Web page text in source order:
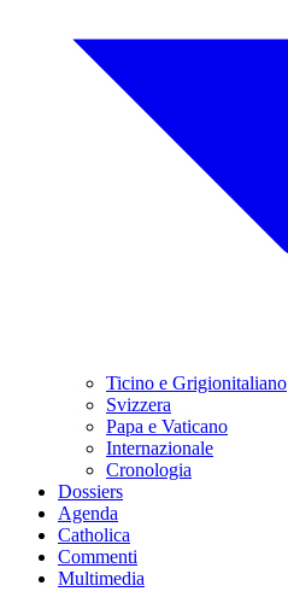
Ticino e Grigionitaliano
Svizzera
Papa e Vaticano
Internazionale
Cronologia
Dossiers
Agenda
Catholica
Commenti
Multimedia